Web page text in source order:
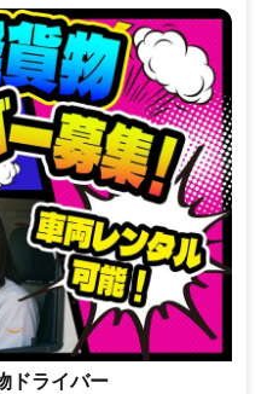
ドライバー